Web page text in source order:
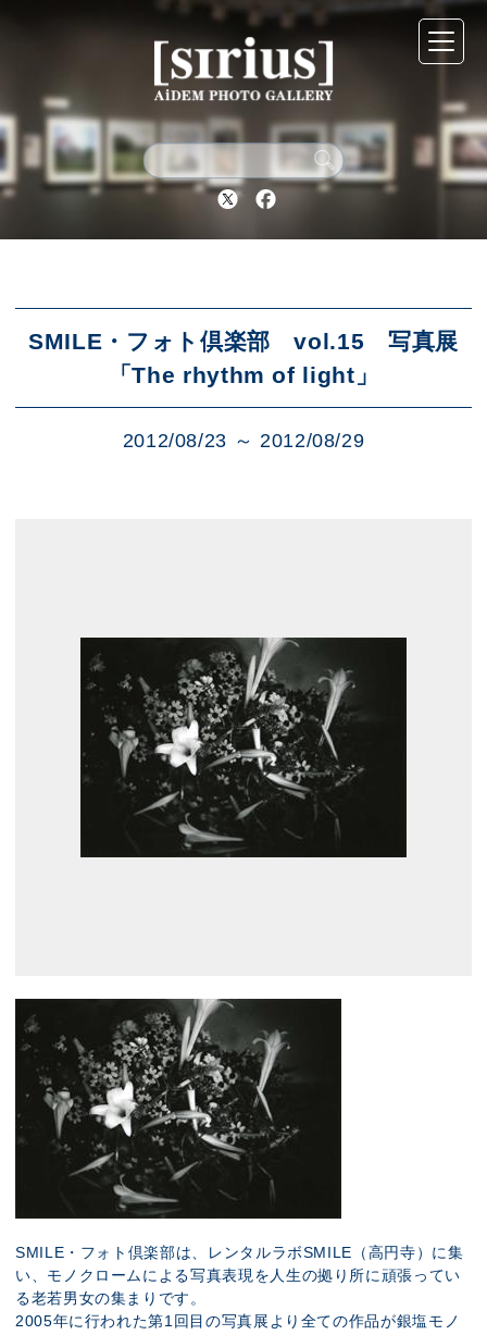
Twitter Facebook
SMILE・フォト倶楽部 vol.15 写真展
「The rhythm of light」
2012/08/23 ～ 2012/08/29
SMILE・フォト倶楽部は、レンタルラボSMILE（高円寺）に集
い、モノクロームによる写真表現を人生の拠り所に頑張ってい
る老若男女の集まりです。
2005年に行われた第1回目の写真展より全ての作品が銀塩モノ
シリウスについて
展示スケジュール
アクセス
ブログ